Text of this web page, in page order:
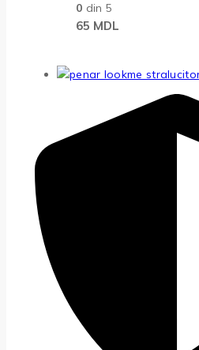
0 din 5
65 MDL